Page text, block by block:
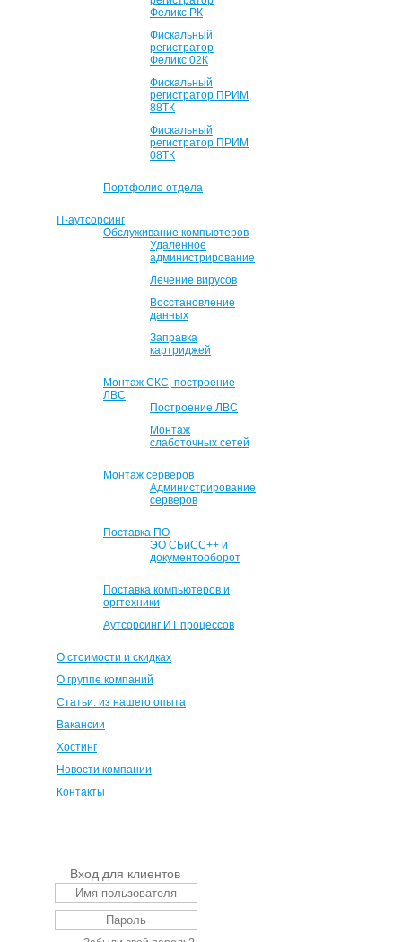
Феликс РК
Фискальный
регистратор
Феликс 02К
Фискальный
регистратор ПРИМ
88ТК
Фискальный
регистратор ПРИМ
08ТК
Портфолио отдела
IT-аутсорсинг
Обслуживание компьютеров
Удаленное
администрирование
Лечение вирусов
Восстановление
данных
Заправка
картриджей
Монтаж СКС, построение
ЛВС
Построение ЛВС
Монтаж
слаботочных сетей
Монтаж серверов
Администрирование
серверов
Поставка ПО
ЭО СБиСС++ и
документооборот
Поставка компьютеров и
оргтехники
Аутсорсинг ИТ процессов
О стоимости и скидках
О группе компаний
Статьи: из нашего опыта
Вакансии
Хостинг
Новости компании
Контакты
Вход для клиентов